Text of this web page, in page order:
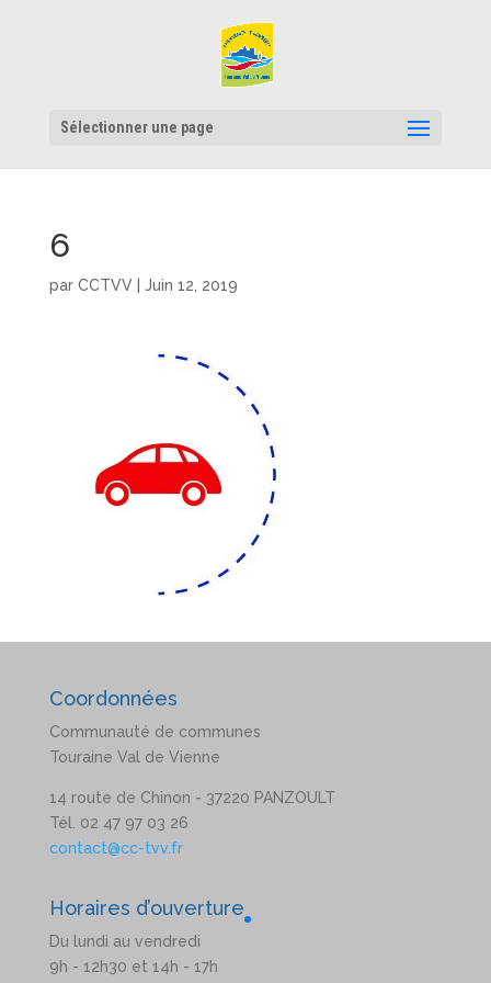
Sélectionner une page
6
par CCTVV| Juin 12, 2019
Coordonnées
Communauté de communes
Touraine Val de Vienne
14 route de Chinon - 37220 PANZOULT
Tél. 02 47 97 03 26
contact@cc-tvv.fr
Horaires d’ouverture
Du lundi au vendredi
9h - 12h30 et 14h - 17h